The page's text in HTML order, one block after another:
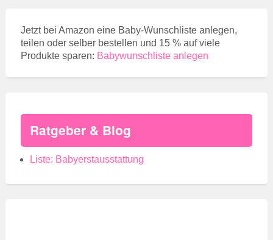
Jetzt bei Amazon eine Baby-Wunschliste anlegen,
teilen oder selber bestellen und 15 % auf viele
Produkte sparen: Babywunschliste anlegen
Ratgeber & Blog
Liste: Babyerstausstattung